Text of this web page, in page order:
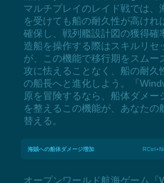
マルチプレイのレイド戦では、
を受けても船の耐久性が高けれ
確保し、戦列艦設計図の獲得確
造船を操作する際はスキルリセ
が、この機能で移行期をスムー
攻に怯えることなく、船の耐久
の船長へと進化しよう。『
原を冒険するなら、船体ダメー
を整えるこの機能が、あなたの
替える。
海賊への船体ダメージ増加
オープンワールド航海ゲーム『